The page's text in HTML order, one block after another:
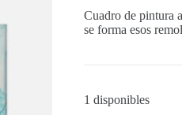
was:
$100.
is:
$80.
Cuadro de pintura
se forma esos
1 disponibles